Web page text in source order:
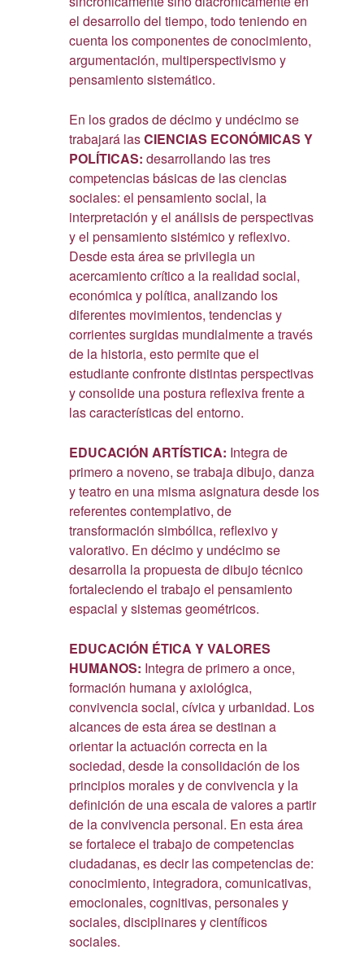
el desarrollo del tiempo, todo teniendo en
cuenta los componentes de conocimiento,
argumentación, multiperspectivismo y
pensamiento sistemático.
En los grados de décimo y undécimo se
trabajará lasCIENCIAS ECONÓMICAS Y
POLÍTICAS: desarrollando las tres
competencias básicas de las ciencias
sociales: el pensamiento social, la
interpretación y el análisis de perspectivas
y el pensamiento sistémico y reflexivo.
Desde esta área se privilegia un
acercamiento crítico a la realidad social,
económica y política, analizando los
diferentes movimientos, tendencias y
corrientes surgidas mundialmente a través
de la historia, esto permite que el
estudiante confronte distintas perspectivas
y consolide una postura reflexiva frente a
las características del entorno.
EDUCACIÓN ARTÍSTICA: Integra de
primero a noveno, se trabaja dibujo, danza
y teatro en una misma asignatura desde los
referentes contemplativo, de
transformación simbólica, reflexivo y
valorativo. En décimo y undécimo se
desarrolla la propuesta de dibujo técnico
fortaleciendo el trabajo el pensamiento
espacial y sistemas geométricos.
EDUCACIÓN ÉTICA Y VALORES
HUMANOS: Integra de primero a once,
formación humana y axiológica,
convivencia social, cívica y urbanidad. Los
alcances de esta área se destinan a
orientar la actuación correcta en la
sociedad, desde la consolidación de los
principios morales y de convivencia y la
definición de una escala de valores a partir
de la convivencia personal. En esta área
se fortalece el trabajo de competencias
ciudadanas, es decir las competencias de:
conocimiento, integradora, comunicativas,
emocionales, cognitivas, personales y
sociales, disciplinares y científicos
sociales.